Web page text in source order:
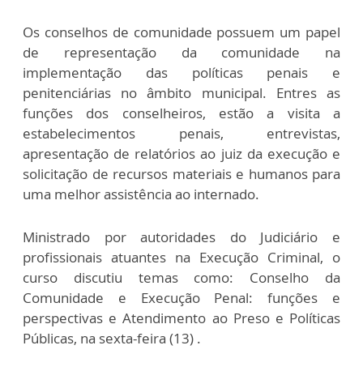
Os conselhos de comunidade possuem um papel
de representação da comunidade na
implementação das políticas penais e
penitenciárias no âmbito municipal. Entres as
funções dos conselheiros, estão a visita a
estabelecimentos penais, entrevistas,
apresentação de relatórios ao juiz da execução e
solicitação de recursos materiais e humanos para
uma melhor assistência ao internado.
Ministrado por autoridades do Judiciário e
profissionais atuantes na Execução Criminal, o
curso discutiu temas como: Conselho da
Comunidade e Execução Penal: funções e
perspectivas e Atendimento ao Preso e Políticas
Públicas, na sexta-feira (13) .